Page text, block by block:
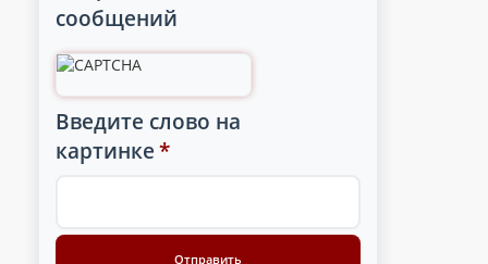
сообщений
Введите слово на
картинке *